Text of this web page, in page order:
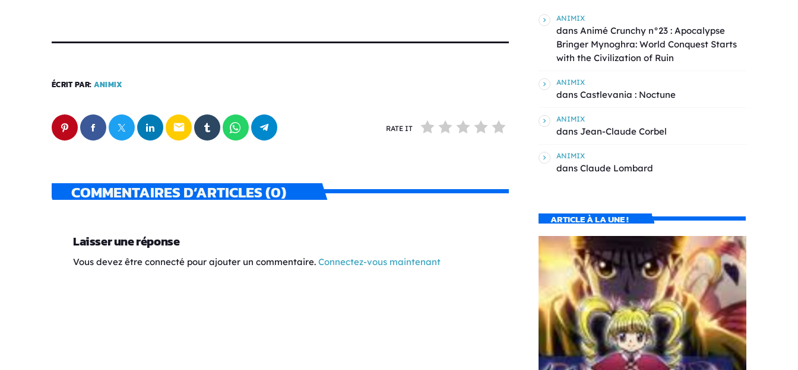
ÉCRIT PAR: ANIMIX
email RATE IT
COMMENTAIRES D’ARTICLES (0)
Laisser une réponse
Vous devez être connecté pour ajouter un commentaire. Connectez-vous maintenant
ANIMIX
dans Animé Crunchy n°23 : Apocalypse
Bringer Mynoghra: World Conquest Starts
with the Civilization of Ruin
ANIMIX
dans Castlevania : Noctune
ANIMIX
dans Jean-Claude Corbel
ANIMIX
dans Claude Lombard
ARTICLE À LA UNE !